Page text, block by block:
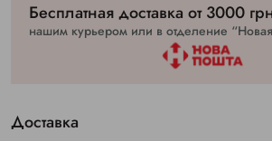
Бесплатная доставка от 3000
нашим курьером или в отделение
Доставка